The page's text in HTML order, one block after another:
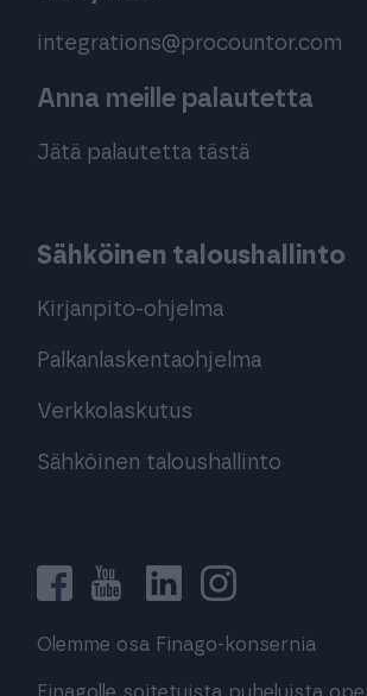
integrations@procountor.com
Anna meille palautetta
Jätä palautetta tästä
Sähköinen taloushallinto
Kirjanpito-ohjelma
Palkanlaskentaohjelma
Verkkolaskutus
Sähköinen taloushallinto
Olemme osa Finago-konsernia
Finagolle soitetuista puheluista